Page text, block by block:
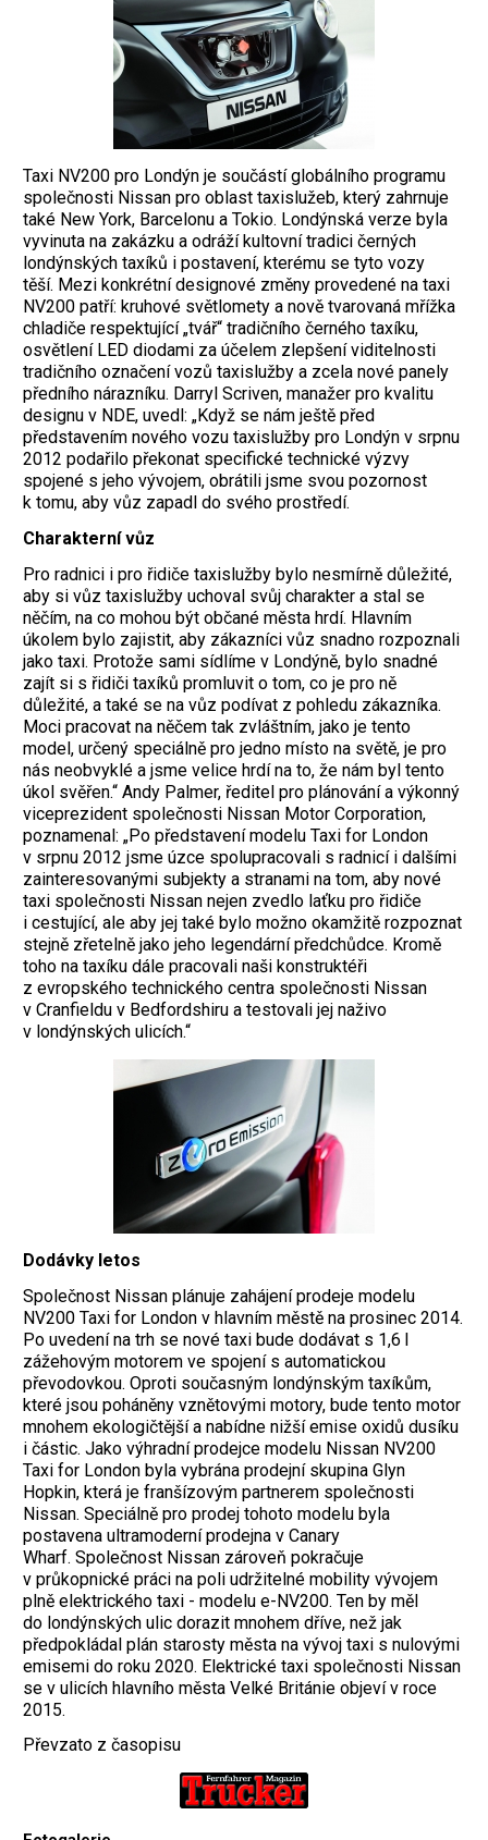
Taxi NV200 pro Londýn je součástí globálního programu
společnosti Nissan pro oblast taxislužeb, který zahrnuje
také New York, Barcelonu a Tokio. Londýnská verze byla
vyvinuta na zakázku a odráží kultovní tradici černých
londýnských taxíků i postavení, kterému se tyto vozy
těší. Mezi konkrétní designové změny provedené na taxi
NV200 patří: kruhové světlomety a nově tvarovaná mřížka
chladiče respektující „tvář“ tradičního černého taxíku,
osvětlení LED diodami za účelem zlepšení viditelnosti
tradičního označení vozů taxislužby a zcela nové panely
předního nárazníku. Darryl Scriven, manažer pro kvalitu
designu v NDE, uvedl: „Když se nám ještě před
představením nového vozu taxislužby pro Londýn v srpnu
2012 podařilo překonat specifické technické výzvy
spojené s jeho vývojem, obrátili jsme svou pozornost
k tomu, aby vůz zapadl do svého prostředí.
Charakterní vůz
Pro radnici i pro řidiče taxislužby bylo nesmírně důležité,
aby si vůz taxislužby uchoval svůj charakter a stal se
něčím, na co mohou být občané města hrdí. Hlavním
úkolem bylo zajistit, aby zákazníci vůz snadno rozpoznali
jako taxi. Protože sami sídlíme v Londýně, bylo snadné
zajít si s řidiči taxíků promluvit o tom, co je pro ně
důležité, a také se na vůz podívat z pohledu zákazníka.
Moci pracovat na něčem tak zvláštním, jako je tento
model, určený speciálně pro jedno místo na světě, je pro
nás neobvyklé a jsme velice hrdí na to, že nám byl tento
úkol svěřen.“ Andy Palmer, ředitel pro plánování a výkonný
viceprezident společnosti Nissan Motor Corporation,
poznamenal: „Po představení modelu Taxi for London
v srpnu 2012 jsme úzce spolupracovali s radnicí i dalšími
zainteresovanými subjekty a stranami na tom, aby nové
taxi společnosti Nissan nejen zvedlo laťku pro řidiče
i cestující, ale aby jej také bylo možno okamžitě rozpoznat
stejně zřetelně jako jeho legendární předchůdce. Kromě
toho na taxíku dále pracovali naši konstruktéři
z evropského technického centra společnosti Nissan
v Cranfieldu v Bedfordshiru a testovali jej naživo
v londýnských ulicích.“
Dodávky letos
Společnost Nissan plánuje zahájení prodeje modelu
NV200 Taxi for London v hlavním městě na prosinec 2014.
Po uvedení na trh se nové taxi bude dodávat s 1,6 l
zážehovým motorem ve spojení s automatickou
převodovkou. Oproti současným londýnským taxíkům,
které jsou poháněny vznětovými motory, bude tento motor
mnohem ekologičtější a nabídne nižší emise oxidů dusíku
i částic. Jako výhradní prodejce modelu Nissan NV200
Taxi for London byla vybrána prodejní skupina Glyn
Hopkin, která je franšízovým partnerem společnosti
Nissan. Speciálně pro prodej tohoto modelu byla
postavena ultramoderní prodejna v Canary
Wharf. Společnost Nissan zároveň pokračuje
v průkopnické práci na poli udržitelné mobility vývojem
plně elektrického taxi - modelu e-NV200. Ten by měl
do londýnských ulic dorazit mnohem dříve, než jak
předpokládal plán starosty města na vývoj taxi s nulovými
emisemi do roku 2020. Elektrické taxi společnosti Nissan
se v ulicích hlavního města Velké Británie objeví v roce
2015.
Převzato z časopisu